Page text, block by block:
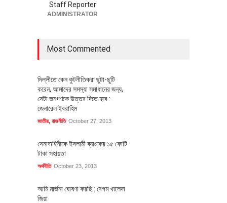
Staff Reporter
ADMINISTRATOR
Most Commented
দিল্লীতে কেন কুটনীতিকরা ছুটা-ছুটি
করেন, আমাদের সমস্যা সমাধানের জন্য,
সেটা জনগণকে উত্তর দিতে হবে :
জেনারেল ইবরাহিম
জাতীয়, রাজনীতি October 27, 2013
সেনাবাহিনীকে ইসলামী ব্যাংকের ১৫ কোটি
টাকা সহায়তা
অর্থনীতি October 23, 2013
আমি মার্জনা ঘোষণা করছি : বেগম খালেদা
জিয়া